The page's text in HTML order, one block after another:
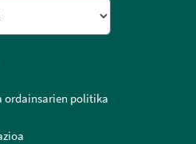
ordainsarien politika